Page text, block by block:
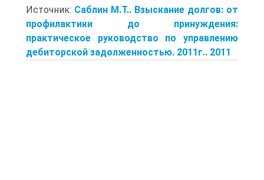
Источник: Саблин М.Т.. Взыскание долгов: от
профилактики до принуждения:
практическое руководство по управлению
дебиторской задолженностью. 2011г.. 2011